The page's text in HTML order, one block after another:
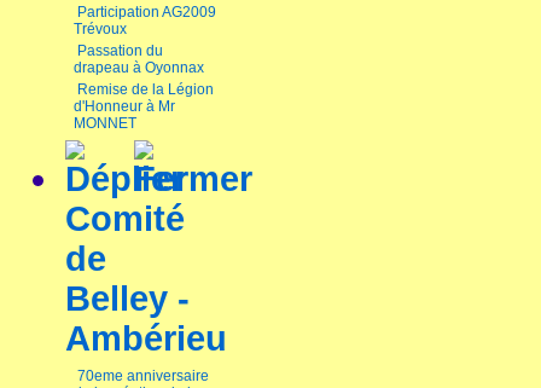
Participation AG2009
Trévoux
Passation du
drapeau à Oyonnax
Remise de la Légion
d'Honneur à Mr
MONNET
Comité
de
Belley -
Ambérieu
70eme anniversaire